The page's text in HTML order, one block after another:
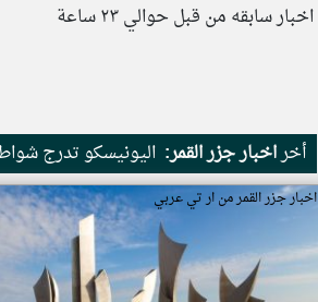
اخبار سابقه من قبل حوالي ٢٣ ساعة
أخراخبار جزر القمر: اليونيسكو تدرج
اخبار جزر القمر من ار تي عربي